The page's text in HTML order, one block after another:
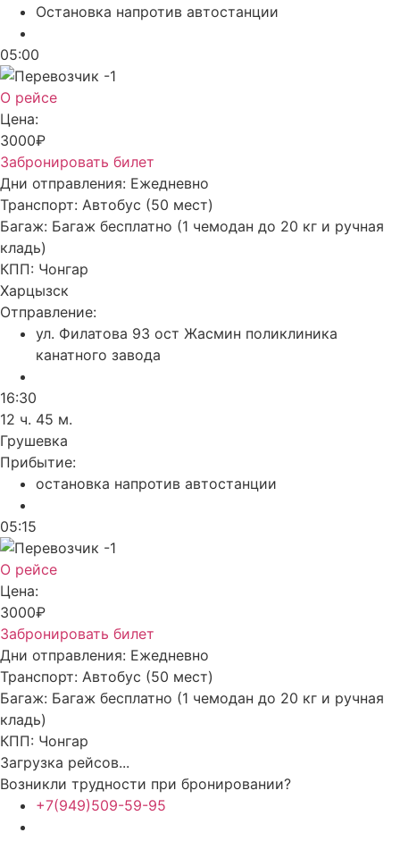
Остановка напротив автостанции
05:00
О рейсе
Цена:
3000₽
Забронировать билет
Дни отправления: Ежедневно
Транспорт: Автобус (50 мест)
Багаж: Багаж бесплатно (1 чемодан до 20 кг и ручная
кладь)
КПП: Чонгар
Харцызск
Отправление:
ул. Филатова 93 ост Жасмин поликлиника
канатного завода
16:30
12 ч. 45 м.
Грушевка
Прибытие:
остановка напротив автостанции
05:15
О рейсе
Цена:
3000₽
Забронировать билет
Дни отправления: Ежедневно
Транспорт: Автобус (50 мест)
Багаж: Багаж бесплатно (1 чемодан до 20 кг и ручная
кладь)
КПП: Чонгар
Загрузка рейсов...
Возникли трудности при бронировании?
+7(949)509-59-95